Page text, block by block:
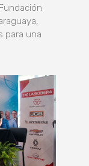
para una